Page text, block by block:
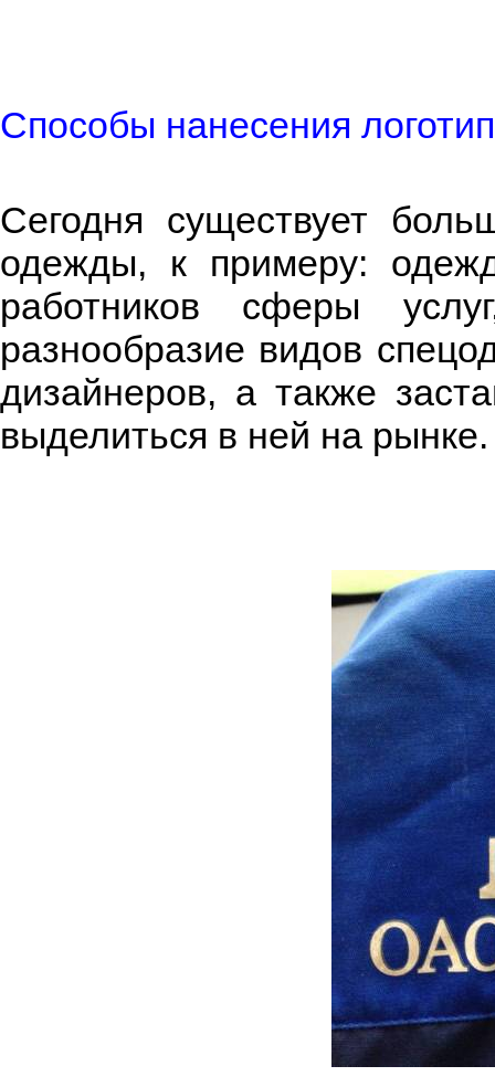
Способы нанесения
Сегодня существует
одежды, к примеру:
работников сферы
разнообразие видов
дизайнеров, а также
выделиться в ней на рынке.